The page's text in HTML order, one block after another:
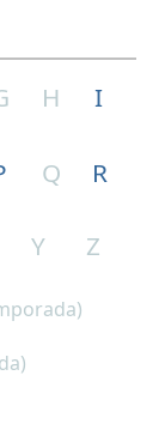
H I
Q R
Y
Z